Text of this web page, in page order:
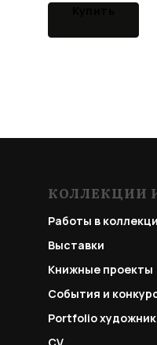
КОЛЛЕКЦИИ
Работы в
Выставки
Книжные проекты
События и
Portfolio